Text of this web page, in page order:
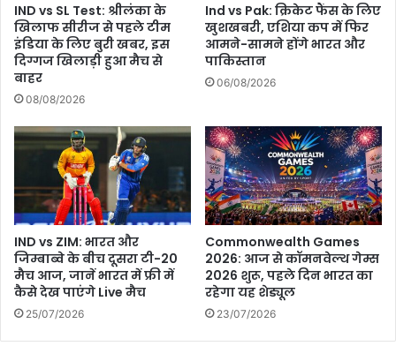
IND vs SL Test: श्रीलंका के
खिलाफ सीरीज से पहले टीम
इंडिया के लिए बुरी खबर, इस
दिग्गज खिलाड़ी हुआ मैच से
बाहर
08/08/2026
Ind vs Pak: क्रिकेट फैंस के लिए
खुशखबरी, एशिया कप में फिर
आमने-सामने होंगे भारत और
पाकिस्तान
06/08/2026
IND vs ZIM: भारत और
जिम्बाब्वे के बीच दूसरा टी-20
मैच आज, जानें भारत में फ्री में
कैसे देख पाएंगे Live मैच
25/07/2026
Commonwealth Games
2026: आज से कॉमनवेल्थ गेम्स
2026 शुरू, पहले दिन भारत का
रहेगा यह शेड्यूल
23/07/2026